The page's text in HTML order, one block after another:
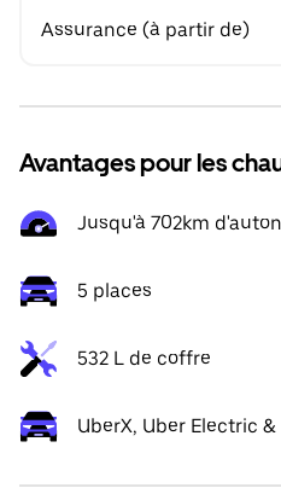
Assurance (à partir de)
Avantages pour les
Jusqu'à 702km
5 places
532 L de coffre
UberX, Uber Electric